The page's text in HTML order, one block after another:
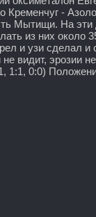
Кременчуг -
Мытищи. На эти
из них около
и узи сделал и
не видит, эрозии
1:1, 0:0)